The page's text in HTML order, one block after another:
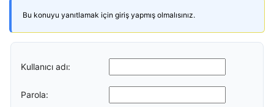
Bu konuyu yanıtlamak için giriş yapmış olmalısınız.
Kullanıcı adı:
Parola: